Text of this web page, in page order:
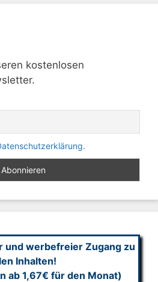
kostenlosen
und werbefreier Zugang zu
Inhalten!
ab 1,67€ für den Monat)